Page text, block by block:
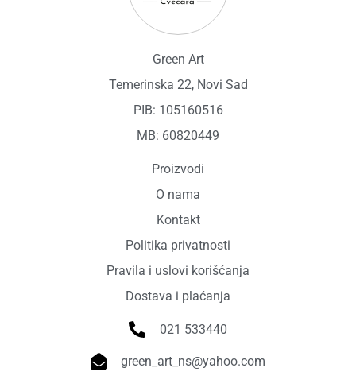
Green Art
Temerinska 22, Novi Sad
PIB: 105160516
MB: 60820449
Proizvodi
O nama
Kontakt
Politika privatnosti
Pravila i uslovi korišćanja
Dostava i plaćanja
021 533440
green_art_ns@yahoo.com